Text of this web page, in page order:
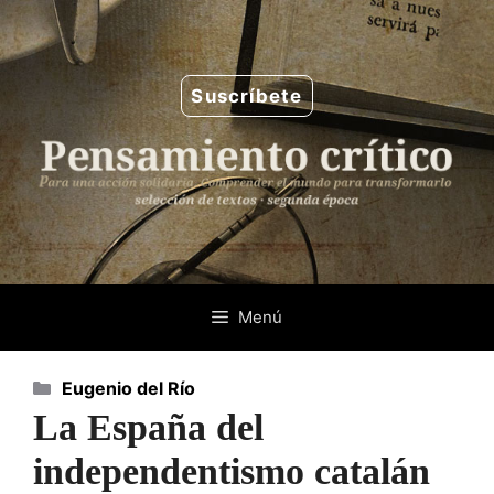
Saltar
al
contenido
Suscríbete
Menú
La España del
independentismo catalán
Categorías
Eugenio del Río